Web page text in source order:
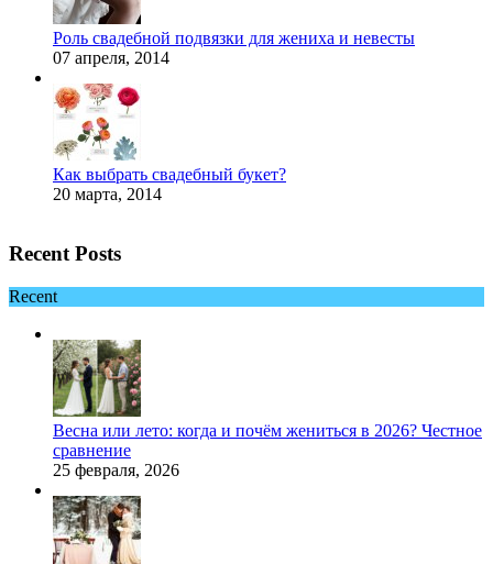
Роль свадебной подвязки для жениха и невесты
07 апреля, 2014
Как выбрать свадебный букет?
20 марта, 2014
Recent Posts
Recent
Весна или лето: когда и почём жениться в 2026? Честное
сравнение
25 февраля, 2026